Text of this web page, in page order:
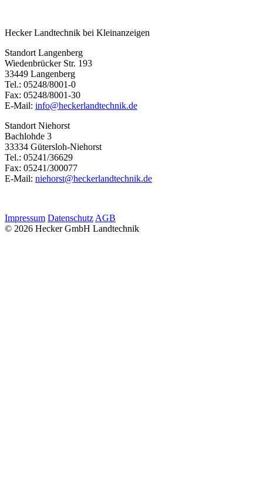
Hecker Landtechnik bei Kleinanzeigen
Standort Langenberg
Wiedenbrücker Str. 193
33449 Langenberg
Tel.: 05248/8001-0
Fax: 05248/8001-30
E-Mail: info@heckerlandtechnik.de
Standort Niehorst
Bachlohde 3
33334 Gütersloh-Niehorst
Tel.: 05241/36629
Fax: 05241/300077
E-Mail: niehorst@heckerlandtechnik.de
Impressum Datenschutz AGB
© 2026 Hecker GmbH Landtechnik